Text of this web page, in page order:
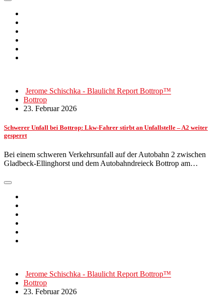
Jerome Schischka - Blaulicht Report Bottrop™
Bottrop
23. Februar 2026
Schwerer Unfall bei Bottrop: Lkw-Fahrer stirbt an Unfallstelle – A2 weiter
gesperrt
Bei einem schweren Verkehrsunfall auf der Autobahn 2 zwischen
Gladbeck-Ellinghorst und dem Autobahndreieck Bottrop am…
Jerome Schischka - Blaulicht Report Bottrop™
Bottrop
23. Februar 2026